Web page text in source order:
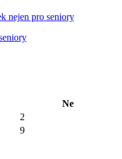
nejen pro seniory
Ne
2
9